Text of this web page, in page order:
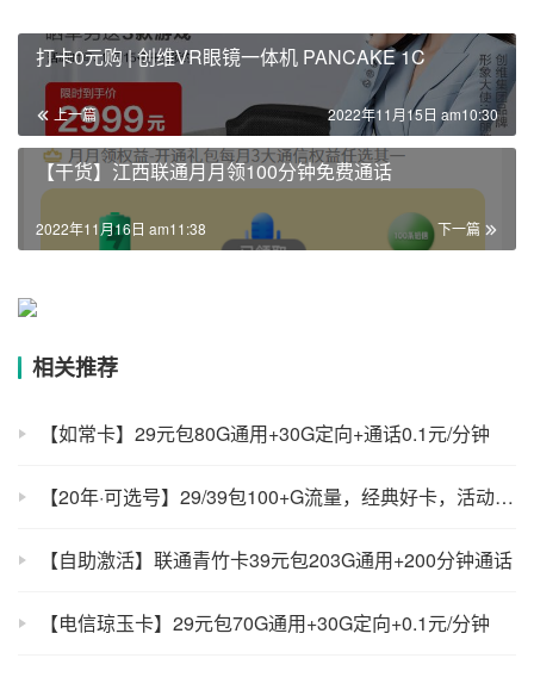
打卡0元购 | 创维VR眼镜一体机 PANCAKE 1C
上一篇 2022年11月15日 am10:30
【干货】江西联通月月领100分钟免费通话
下一篇
2022年11月16日 am11:38
相关推荐
【如常卡】29元包80G通用+30G定向+通话0.1元/分钟
【20年·可选号】29/39包100+G流量，经典好卡，活动还多，年前最后一波！
【自助激活】联通青竹卡39元包203G通用+200分钟通话
【电信琼玉卡】29元包70G通用+30G定向+0.1元/分钟